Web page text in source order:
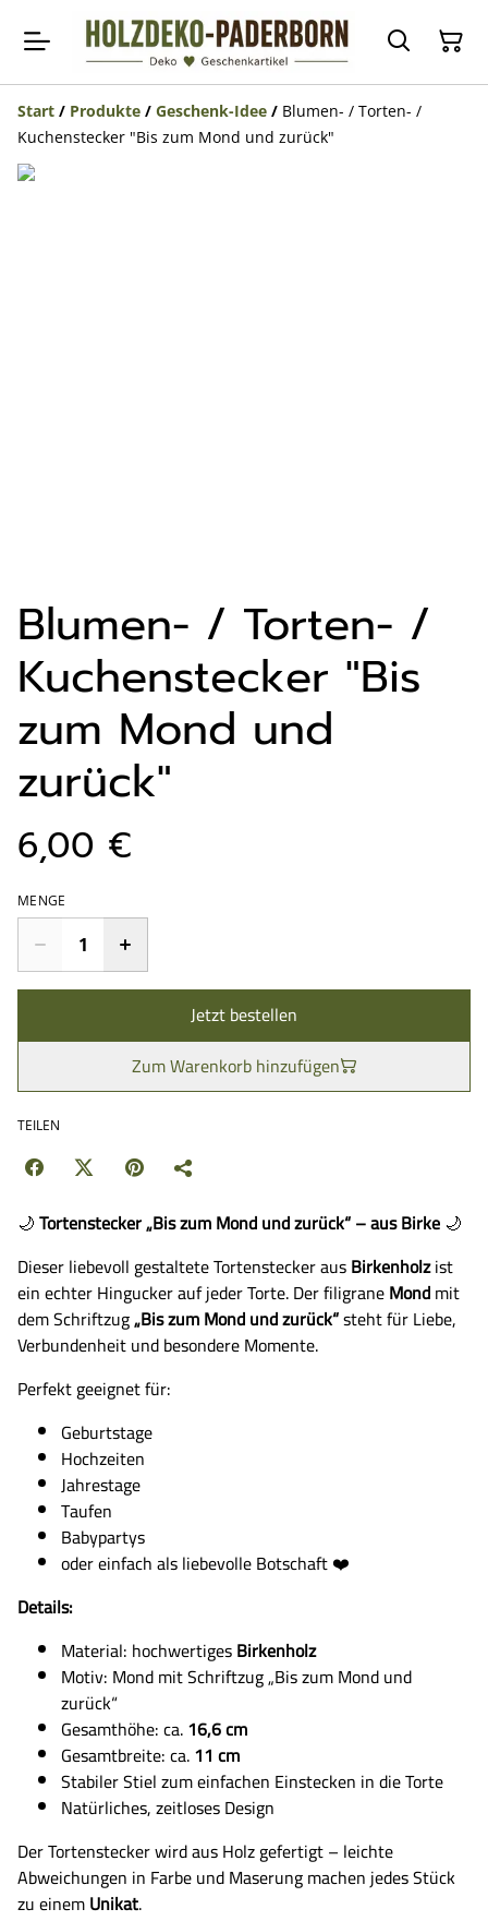
Start / Produkte / Geschenk-Idee / Blumen- / Torten- /
Kuchenstecker "Bis zum Mond und zurück"
Blumen- / Torten- /
Kuchenstecker "Bis
zum Mond und
zurück"
6,00 €
MENGE
Jetzt bestellen
Zum Warenkorb hinzufügen
TEILEN
🌙Tortenstecker „Bis zum Mond und zurück“ – aus Birke 🌙
Dieser liebevoll gestaltete Tortenstecker ausBirkenholzist
ein echter Hingucker auf jeder Torte. Der filigraneMondmit
dem Schriftzug„Bis zum Mond und zurück“steht für Liebe,
Verbundenheit und besondere Momente.
Perfekt geeignet für:
Geburtstage
Hochzeiten
Jahrestage
Taufen
Babypartys
oder einfach als liebevolle Botschaft ❤️
Details:
Material: hochwertigesBirkenholz
Motiv: Mond mit Schriftzug „Bis zum Mond und
zurück“
Gesamthöhe: ca.16,6 cm
Gesamtbreite: ca.11 cm
Stabiler Stiel zum einfachen Einstecken in die Torte
Natürliches, zeitloses Design
Der Tortenstecker wird aus Holz gefertigt – leichte
Abweichungen in Farbe und Maserung machen jedes Stück
zu einemUnikat.